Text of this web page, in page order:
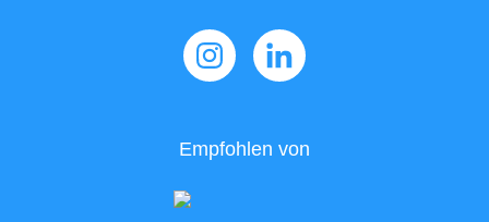
Empfohlen von